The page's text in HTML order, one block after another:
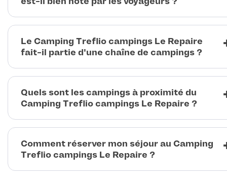
Le Camping Treflio campings Le Repaire
fait-il partie d'une chaîne de campings ?
Quels sont les campings à proximité du
Camping Treflio campings Le Repaire ?
Comment réserver mon séjour au Camping
Treflio campings Le Repaire ?